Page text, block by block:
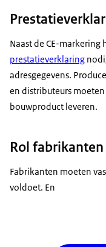
Naast de CE-
prestatieverklaring
adresgegevens.
en distributeurs
bouwproduct leveren.
Rol
Fabrikanten moeten
voldoet. En